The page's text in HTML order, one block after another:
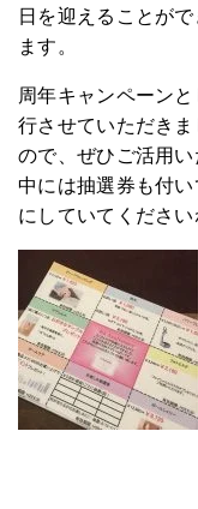
日を迎えることが
ます。
周年キャンペーン
行させていただき
ので、ぜひご活用
中には抽選券も付
にしていてください